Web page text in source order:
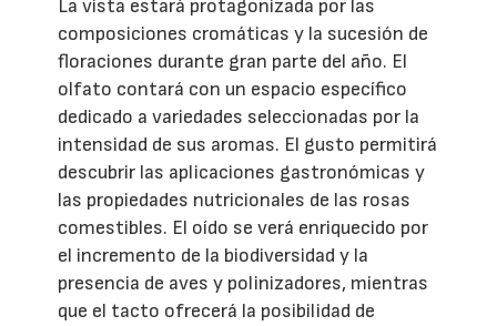
La vista estará protagonizada por las
composiciones cromáticas y la sucesión de
floraciones durante gran parte del año. El
olfato contará con un espacio específico
dedicado a variedades seleccionadas por la
intensidad de sus aromas. El gusto permitirá
descubrir las aplicaciones gastronómicas y
las propiedades nutricionales de las rosas
comestibles. El oído se verá enriquecido por
el incremento de la biodiversidad y la
presencia de aves y polinizadores, mientras
que el tacto ofrecerá la posibilidad de